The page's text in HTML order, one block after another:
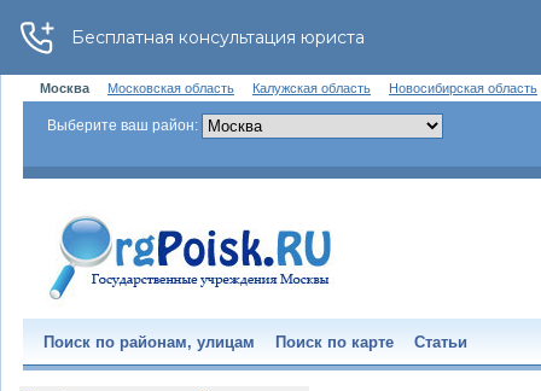
Москва Московская область Калужская область Новосибирская область
Выберите ваш район:
Поиск по районам, улицам Поиск по карте Статьи